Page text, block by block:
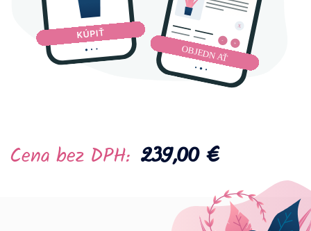
Cena bez DPH: 239,00 €